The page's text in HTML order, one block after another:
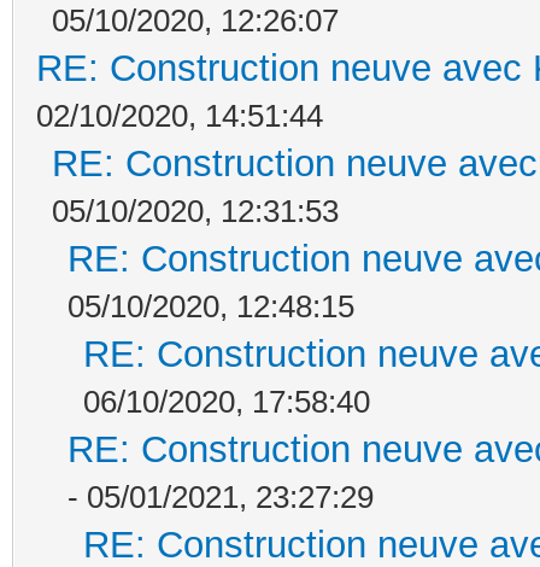
05/10/2020, 12:26:07
RE: Construction neuve avec
02/10/2020, 14:51:44
RE: Construction neuve
05/10/2020, 12:31:53
RE: Construction neuve
05/10/2020, 12:48:15
RE: Construction neuve
06/10/2020, 17:58:40
RE: Construction neuve
- 05/01/2021, 23:27:29
RE: Construction neuve